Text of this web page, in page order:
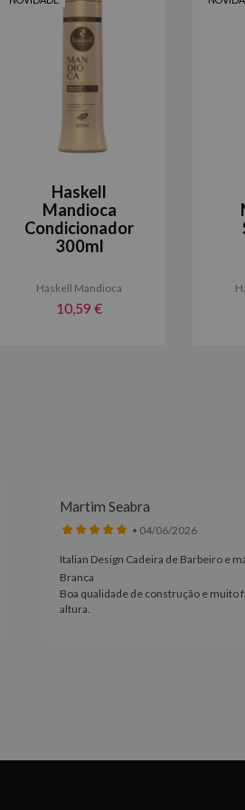
Haskell
Mandioca
Condicionador
300ml
Haskell Mandioca
10,59 €
Martim Seabra
• 04/06/2026
Italian Design Cadeira de Barbeiro e
Branca
Boa qualidade de construção e muito
altura.